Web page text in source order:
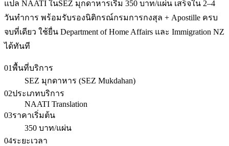
แปล NAATI ในSEZ มุกดาหารเริ่ม 350 บาท/แผ่น เสร็จใน 2–4
วันทำการ พร้อมรับรองนิติกรณ์กรมการกงสุล + Apostille ครบ
จบที่เดียว ใช้ยื่น Department of Home Affairs และ Immigration NZ
ได้ทันที
01พื้นที่บริการ
SEZ มุกดาหาร (SEZ Mukdahan)
02ประเภทบริการ
NAATI Translation
03ราคาเริ่มต้น
350 บาท/แผ่น
04ระยะเวลา